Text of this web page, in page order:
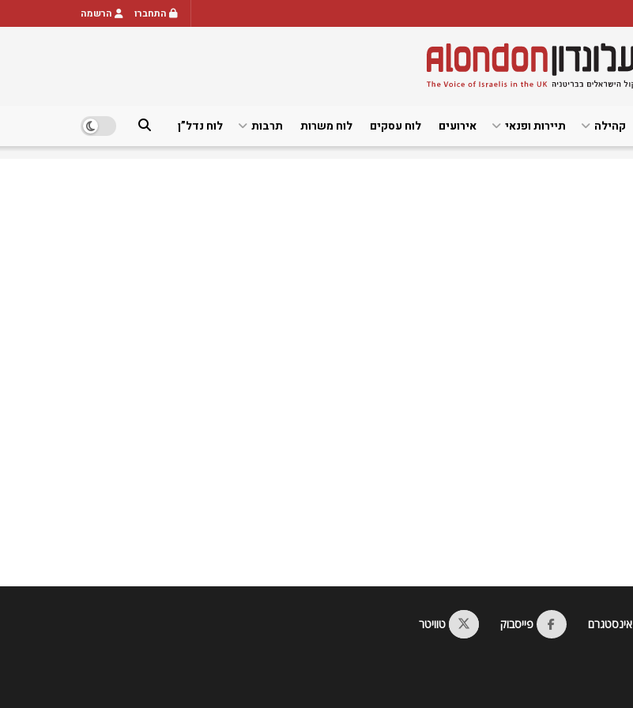
התחברו הרשמה
קהילה תיירות ופנאי אירועים לוח עסקים לוח משרות תרבות לוח נדל”ן
אינסטגרם פייסבוק טוויטר